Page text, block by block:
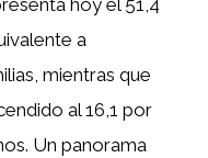
hoy el 51,4
a
mientras que
al 16,1 por
Un panorama